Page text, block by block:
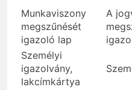
Munkaviszony
megszűnését
igazoló lap
A
Személyi
igazolvány,
lakcímkártya